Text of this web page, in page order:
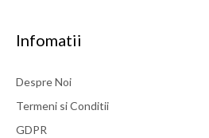
Infomatii
Despre Noi
Termeni si Conditii
GDPR